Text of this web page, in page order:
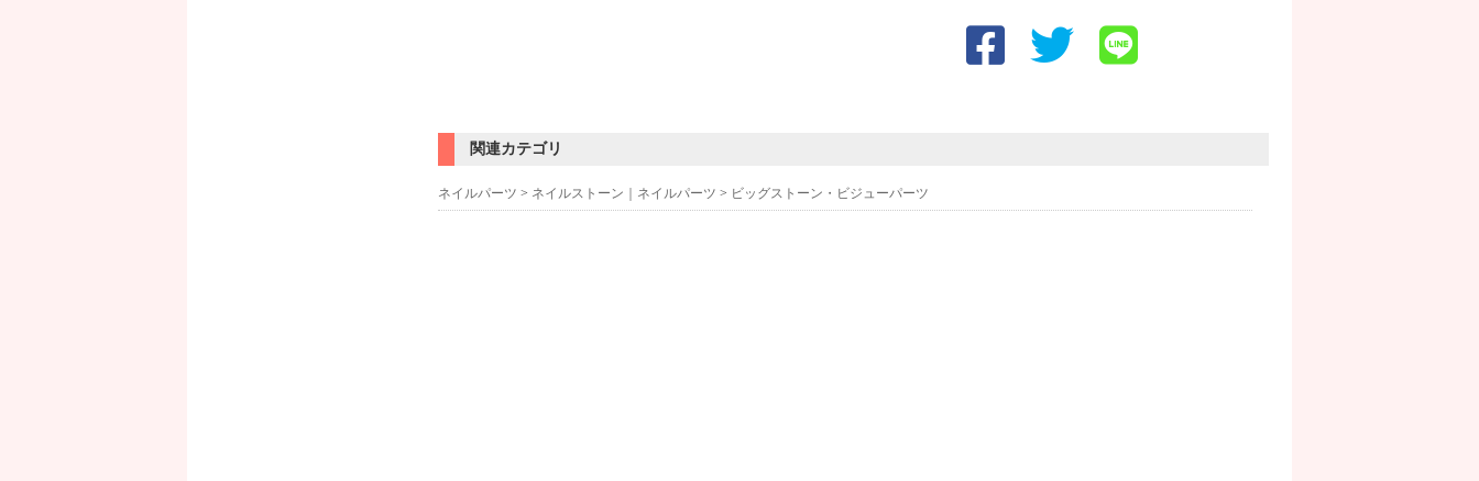
関連カテゴリ
ネイルパーツ > ネイルストーン｜ネイルパーツ > ビッグストーン・ビジューパーツ